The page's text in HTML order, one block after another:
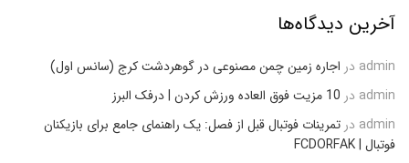
آخرین دیدگاه‌ها
admin در اجاره زمین چمن مصنوعی در گوهردشت کرج (سانس اول)
admin در 10 مزیت فوق العاده ورزش کردن | درفک البرز
admin درتمرینات فوتبال قبل از فصل: یک راهنمای جامع برای بازیکنان
فوتبال | FCDORFAK